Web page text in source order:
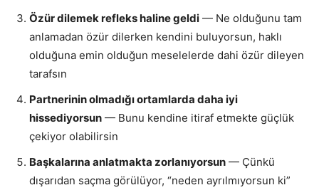
Özür dilemek refleks haline geldi — Ne olduğunu tam
anlamadan özür dilerken kendini buluyorsun, haklı
olduğuna emin olduğun meselelerde dahi özür dileyen
tarafsın
Partnerinin olmadığı ortamlarda daha iyi
hissediyorsun — Bunu kendine itiraf etmekte güçlük
çekiyor olabilirsin
Başkalarına anlatmakta zorlanıyorsun — Çünkü
dışarıdan saçma görülüyor, “neden ayrılmıyorsun ki”